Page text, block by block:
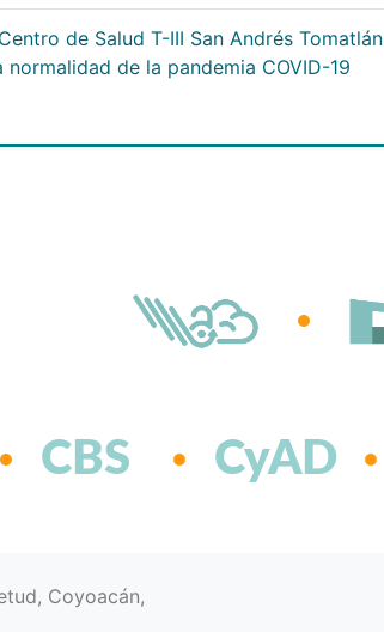
de Salud T-III San Andrés Tomatlán
de la pandemia COVID-19
CBS CyAD
Coyoacán,